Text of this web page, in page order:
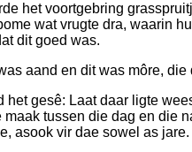
het voortgebring
wat vrugte dra, waarin
dit goed was.
aand en dit was môre, die
het gesê: Laat daar ligte
maak tussen die dag en die
asook vir dae sowel as jare.